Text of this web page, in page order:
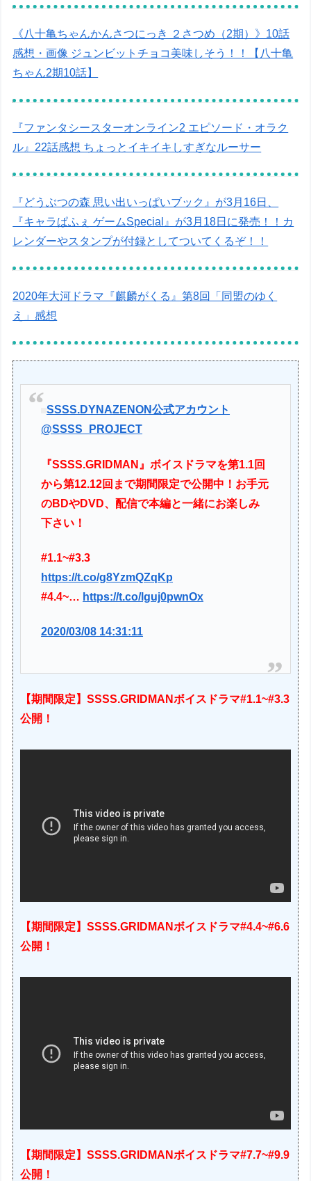
《八十亀ちゃんかんさつにっき ２さつめ（2期）》10話
感想・画像 ジュンビットチョコ美味しそう！！【八十亀
ちゃん2期10話】
『ファンタシースターオンライン2 エピソード・オラク
ル』22話感想 ちょっとイキイキしすぎなルーサー
『どうぶつの森 思い出いっぱいブック』が3月16日、
『キャラぱふぇ ゲームSpecial』が3月18日に発売！！カ
レンダーやスタンプが付録としてついてくるぞ！！
2020年大河ドラマ『麒麟がくる』第8回「同盟のゆく
え」感想
SSSS.DYNAZENON公式アカウント
@SSSS_PROJECT
『SSSS.GRIDMAN』ボイスドラマを第1.1回
から第12.12回まで期間限定で公開中！お手元
のBDやDVD、配信で本編と一緒にお楽しみ
下さい！
#1.1~#3.3
https://t.co/g8YzmQZqKp
#4.4~… https://t.co/lguj0pwnOx
2020/03/08 14:31:11
【期間限定】SSSS.GRIDMANボイスドラマ#1.1~#3.3
公開！
【期間限定】SSSS.GRIDMANボイスドラマ#4.4~#6.6
公開！
【期間限定】SSSS.GRIDMANボイスドラマ#7.7~#9.9
公開！